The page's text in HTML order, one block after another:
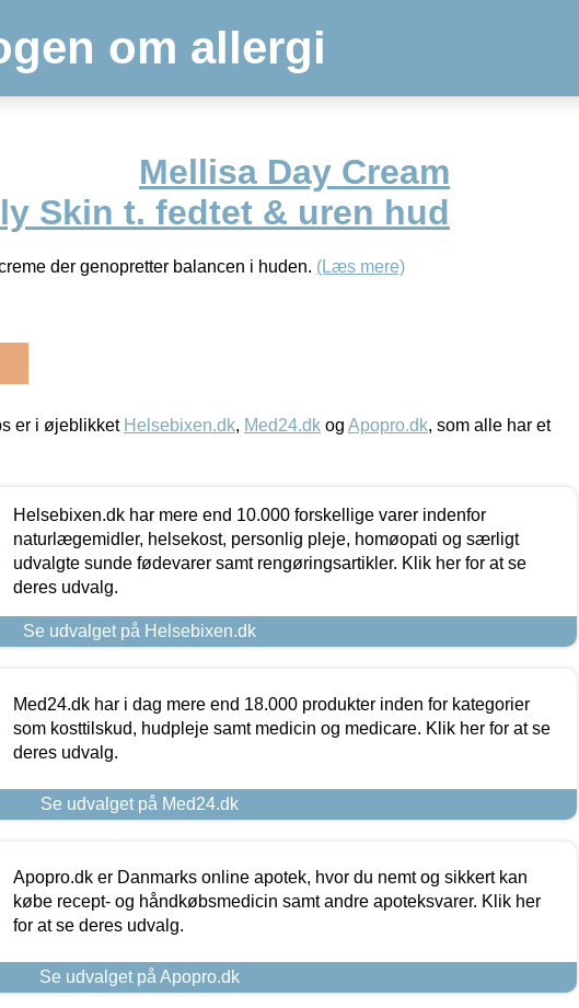
om allergi
Mellisa Day Cream
Skin t. fedtet & uren hud
der genopretter balancen i huden. (Læs mere)
er i øjeblikket Helsebixen.dk, Med24.dk og Apopro.dk, som alle har et
Helsebixen.dk har mere end 10.000 forskellige varer indenfor
naturlægemidler, helsekost, personlig pleje, homøopati og særligt
udvalgte sunde fødevarer samt rengøringsartikler. Klik her for at se
deres udvalg.
Se udvalget på Helsebixen.dk
Med24.dk har i dag mere end 18.000 produkter inden for kategorier
som kosttilskud, hudpleje samt medicin og medicare. Klik her for at se
deres udvalg.
Se udvalget på Med24.dk
Apopro.dk er Danmarks online apotek, hvor du nemt og sikkert kan
købe recept- og håndkøbsmedicin samt andre apoteksvarer. Klik her
for at se deres udvalg.
Se udvalget på Apopro.dk